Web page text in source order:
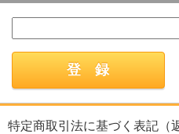
特定商取引法に基づく表記（